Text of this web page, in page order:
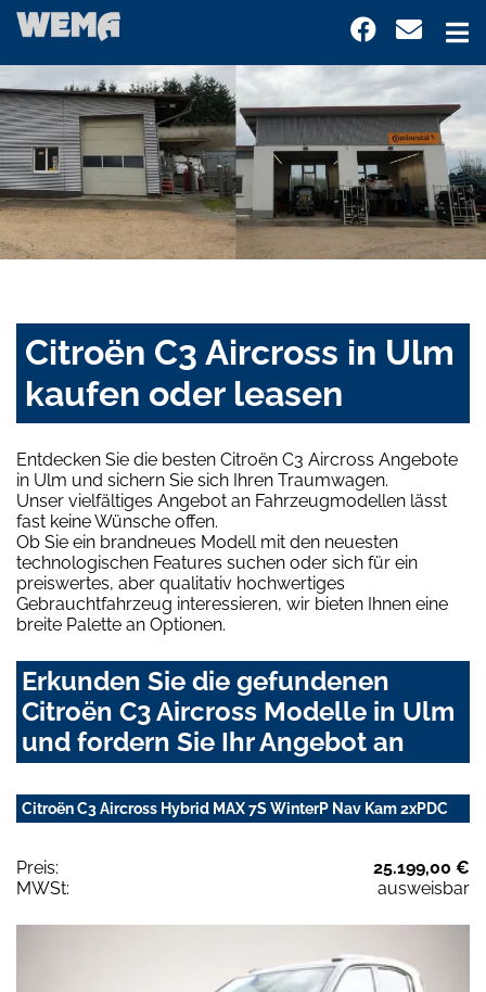
Citroën C3 Aircross in Ulm
kaufen oder leasen
Entdecken Sie die besten Citroën C3 Aircross Angebote
in Ulm und sichern Sie sich Ihren Traumwagen.
Unser vielfältiges Angebot an Fahrzeugmodellen lässt
fast keine Wünsche offen.
Ob Sie ein brandneues Modell mit den neuesten
technologischen Features suchen oder sich für ein
preiswertes, aber qualitativ hochwertiges
Gebrauchtfahrzeug interessieren, wir bieten Ihnen eine
breite Palette an Optionen.
Erkunden Sie die gefundenen
Citroën C3 Aircross Modelle in Ulm
und fordern Sie Ihr Angebot an
Citroën C3 Aircross Hybrid MAX 7S WinterP Nav Kam 2xPDC
Preis:
25.199,00 €
MWSt:
ausweisbar